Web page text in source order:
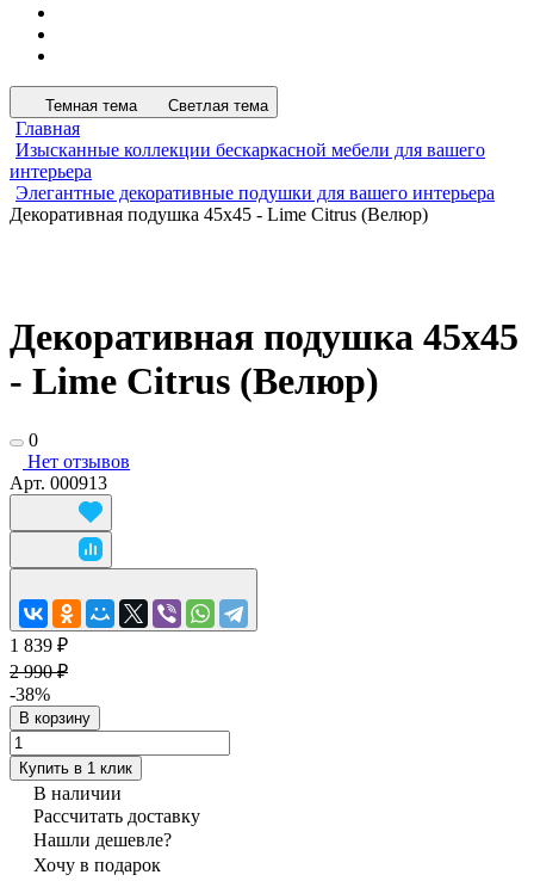
Темная тема Светлая тема
Главная
Изысканные коллекции бескаркасной мебели для вашего
интерьера
Элегантные декоративные подушки для вашего интерьера
Декоративная подушка 45х45 - Lime Citrus (Велюр)
Декоративная подушка 45х45
- Lime Citrus (Велюр)
0
Нет отзывов
Арт. 000913
1 839 ₽
2 990 ₽
-38%
В корзину
Купить в 1 клик
В наличии
Рассчитать доставку
Нашли дешевле?
Хочу в подарок